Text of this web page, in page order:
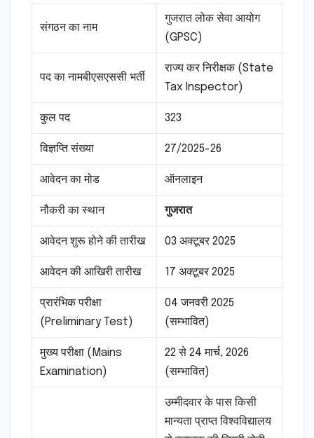
संगठन का नाम
गुजरात लोक सेवा आयोग
(GPSC)
पद का नामबीएसएससी भर्ती
राज्य कर निरीक्षक (State
Tax Inspector)
कुल पद 323
विज्ञप्ति संख्या 27/2025-26
आवेदन का मोड ऑनलाइन
नौकरी का स्थान गुजरात
आवेदन शुरू होने की तारीख 03 अक्टूबर 2025
आवेदन की आखिरी तारीख 17 अक्टूबर 2025
प्रारंभिक परीक्षा
(Preliminary Test)
04 जनवरी 2025
(सम्भावित)
मुख्य परीक्षा (Mains
Examination)
22 से 24 मार्च, 2026
(सम्भावित)
उम्मीदवार के पास किसी
मान्यता प्राप्त विश्वविद्यालय